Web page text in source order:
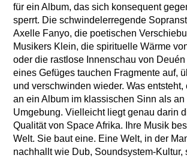
für ein Album, das sich konsequent
sperrt. Die schwindelerregende
Axelle Fanyo, die poetischen
Musikers Klein, die spirituelle Wärme
oder die rastlose Innenschau von
eines Gefüges tauchen Fragmente auf,
und verschwinden wieder. Was
an ein Album im klassischen Sinn als an
Umgebung. Vielleicht liegt genau darin
Qualität von Space Afrika. Ihre Musik
Welt. Sie baut eine. Eine Welt, in der
nachhallt wie Dub, Soundsystem-Kultur,